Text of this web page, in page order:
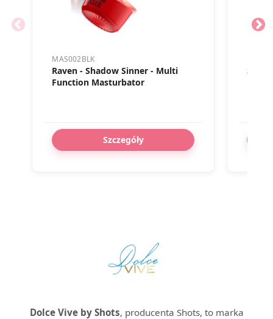
MAS002BLK
Raven - Shadow Sinner - Multi
Function Masturbator
Szczegóły
Dolce Vive by Shots, producenta Shots, to marka